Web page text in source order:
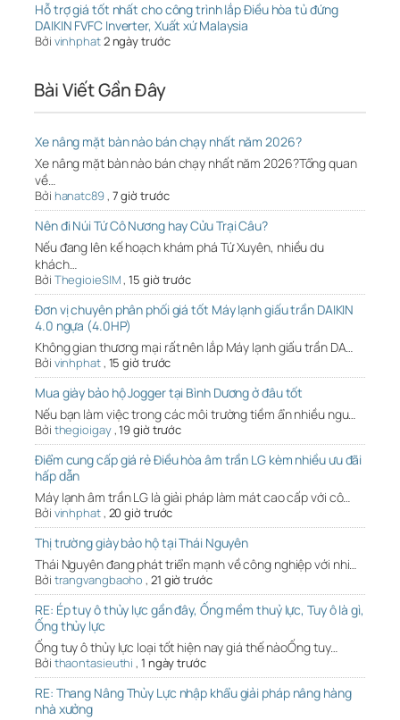
Hỗ trợ giá tốt nhất cho công trình lắp Điều hòa tủ đứng
DAIKIN FVFC Inverter, Xuất xứ Malaysia
Bởi vinhphat2 ngày trước
Bài Viết Gần Đây
Xe nâng mặt bàn nào bán chạy nhất năm 2026?
Xe nâng mặt bàn nào bán chạy nhất năm 2026?Tổng quan
về…
Bởi hanatc89, 7 giờ trước
Nên đi Núi Tứ Cô Nương hay Cửu Trại Câu?
Nếu đang lên kế hoạch khám phá Tứ Xuyên, nhiều du
khách…
Bởi ThegioieSIM,15 giờ trước
Đơn vị chuyên phân phối giá tốt Máy lạnh giấu trần DAIKIN
4.0 ngựa (4.0HP)
Không gian thương mại rất nên lắp Máy lạnh giấu trần DA…
Bởi vinhphat, 15 giờ trước
Mua giày bảo hộ Jogger tại Bình Dương ở đâu tốt
Nếu bạn làm việc trong các môi trường tiềm ẩn nhiều ngu…
Bởi thegioigay,19 giờ trước
Điểm cung cấp giá rẻ Điều hòa âm trần LG kèm nhiều ưu đãi
hấp dẫn
Máy lạnh âm trần LG là giải pháp làm mát cao cấp với cô…
Bởi vinhphat, 20 giờ trước
Thị trường giày bảo hộ tại Thái Nguyên
Thái Nguyên đang phát triển mạnh về công nghiệp với nhi…
Bởi trangvangbaoho , 21 giờ trước
RE: Ép tuy ô thủy lực gần đây, Ống mềm thuỷ lực, Tuy ô là gì,
Ống thủy lực
Ống tuy ô thủy lực loại tốt hiện nay giá thế nàoỐng tuy…
Bởi thaontasieuthi , 1 ngày trước
RE: Thang Nâng Thủy Lực nhập khẩu giải pháp nâng hàng
nhà xưởng